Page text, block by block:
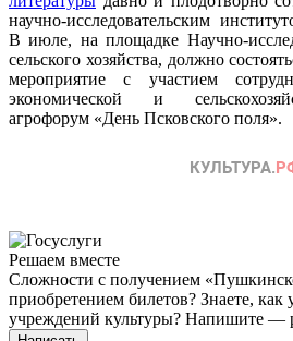
научно-исследовательским
В июле, на площадке Научно-
сельского хозяйства, должно
мероприятие с участием
экономической и
агрофорум «День Псковского поля».
Решаем вместе
Сложности с получением
приобретением билетов? Знаете, как
учреждений культуры? Напишите —